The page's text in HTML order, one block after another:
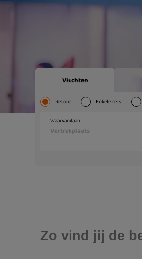
Zo vind jij de